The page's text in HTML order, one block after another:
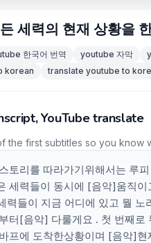
든 세력의 현재 상황을
한국어 번역 youtube 자막
korean
translate youtube to
YouTube translate
the first subtitles so you know
토리를 따라가기위해서는 루
세력들이 동시에 [음악]움직
력들이 지금 어디에 있고 뭘
터[음악] 다룰게요 . 첫 번째로
프에 도착한상황이며 [음악]